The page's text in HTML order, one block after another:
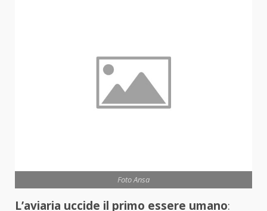
Foto Ansa
L’aviaria uccide il primo essere umano: